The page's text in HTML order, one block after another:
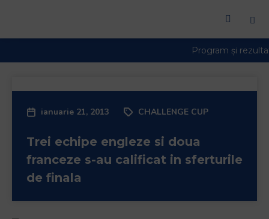
ianuarie 21, 2013 CHALLENGE CUP
Trei echipe engleze si doua
franceze s-au calificat in sferturile
de finala